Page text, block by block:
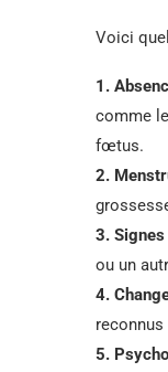
Voici
1.
comme
fœtus.
2.
3.
ou un
4.
5.